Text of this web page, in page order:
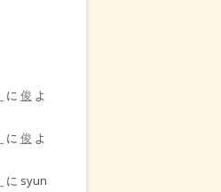
に 俊 よ
に 俊 よ
に syun